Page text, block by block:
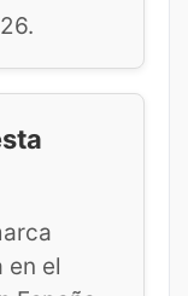
en el